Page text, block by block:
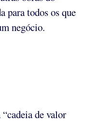
para todos os que
negócio.
de valor